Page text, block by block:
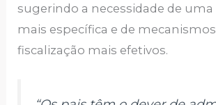
sugerindo a necessidade de
mais específica e de
fiscalização mais efetivos.